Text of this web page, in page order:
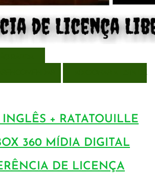
INGLÊS + RATATOUILLE
360 MÍDIA DIGITAL
DE LICENÇA